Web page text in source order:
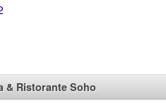
& Ristorante Soho